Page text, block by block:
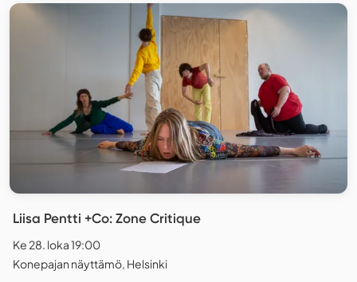
Liisa Pentti +Co: Zone Critique
Ke 28. loka 19:00
Konepajan näyttämö, Helsinki